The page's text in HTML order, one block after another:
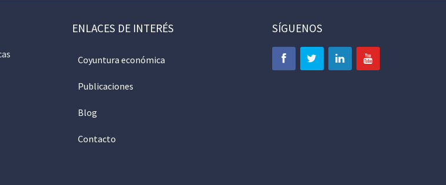
ENLACES DE INTERÉS
Coyuntura económica
Publicaciones
Blog
Contacto
SÍGUENOS